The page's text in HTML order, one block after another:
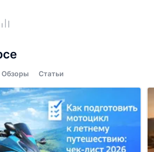
Обзоры Статьи